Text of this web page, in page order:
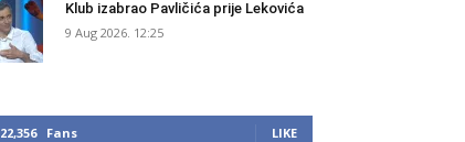
Klub izabrao Pavličića prije Lekovića
9 Aug 2026. 12:25
22,356 Fans LIKE